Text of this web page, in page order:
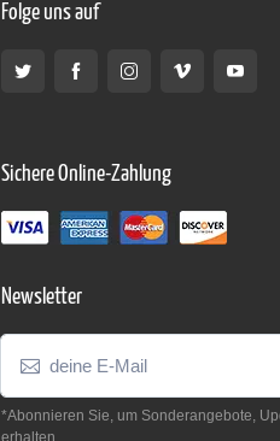
Folge uns auf
Sichere Online-Zahlung
Newsletter
*Abonnieren Sie, um Sonderangebote,
erhalten.